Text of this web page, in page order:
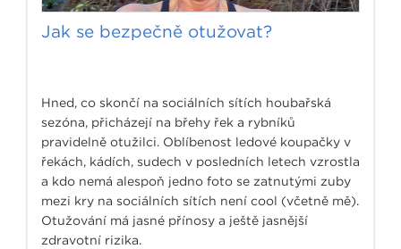
Jak se bezpečně otužovat?
Hned, co skončí na sociálních sítích houbařská
sezóna, přicházejí na břehy řek a rybníků
pravidelně otužilci. Oblíbenost ledové koupačky v
řekách, kádích, sudech v posledních letech vzrostla
a kdo nemá alespoň jedno foto se zatnutými zuby
mezi kry na sociálních sítích není cool (včetně mě).
Otužování má jasné přínosy a ještě jasnější
zdravotní rizika.